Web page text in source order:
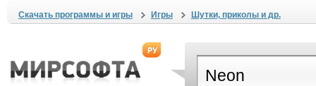
Скачать программы и игры Игры Шутки, приколы и др.